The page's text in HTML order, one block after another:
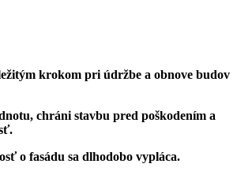
krokom pri údržbe a obnove budov
chráni stavbu pred poškodením a
o fasádu sa dlhodobo vypláca.